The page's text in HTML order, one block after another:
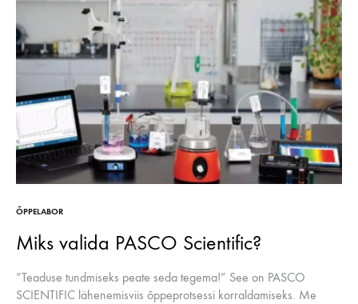
ÕPPELABOR
Miks valida PASCO Scientific?
“Teaduse tundmiseks peate seda tegema!” See on PASCO
SCIENTIFIC lähenemisviis õppeprotsessi korraldamiseks. Me